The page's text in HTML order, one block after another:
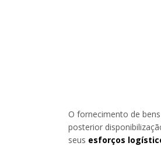
O fornecimento de
posterior
seus esforços